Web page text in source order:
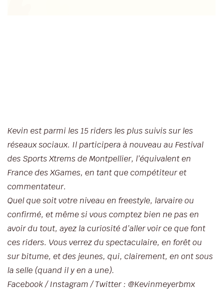
Kevin est parmi les 15 riders les plus suivis sur les
réseaux sociaux. Il participera à nouveau au Festival
des Sports Xtrems de Montpellier, l’équivalent en
France des XGames, en tant que compétiteur et
commentateur.
Quel que soit votre niveau en freestyle, larvaire ou
confirmé, et même si vous comptez bien ne pas en
avoir du tout, ayez la curiosité d’aller voir ce que font
ces riders. Vous verrez du spectaculaire, en forêt ou
sur bitume, et des jeunes, qui, clairement, en ont sous
la selle (quand il y en a une).
Facebook / Instagram / Twitter : @Kevinmeyerbmx